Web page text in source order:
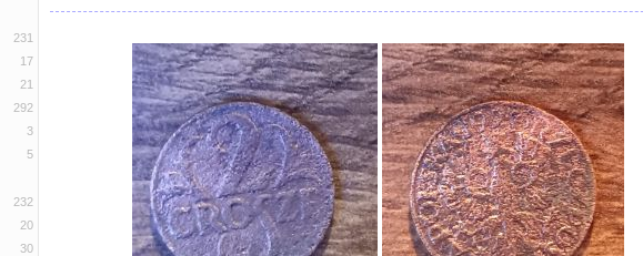
231
17
21
292
3
5
232
20
30